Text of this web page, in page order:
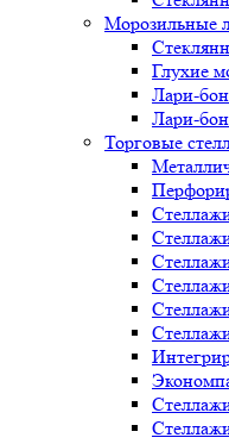
Морозильные
Глухие
Лари-
Лари-
Торговые